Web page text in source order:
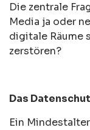
Die zentrale
Media ja oder
digitale Räume
zerstören?
Das
Ein